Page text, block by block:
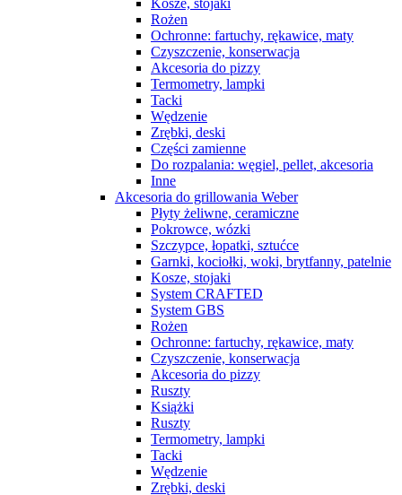
Kosze, stojaki
Rożen
Ochronne: fartuchy, rękawice, maty
Czyszczenie, konserwacja
Akcesoria do pizzy
Termometry, lampki
Tacki
Wędzenie
Zrębki, deski
Części zamienne
Do rozpalania: węgiel, pellet, akcesoria
Inne
Akcesoria do grillowania Weber
Płyty żeliwne, ceramiczne
Pokrowce, wózki
Szczypce, łopatki, sztućce
Garnki, kociołki, woki, brytfanny, patelnie
Kosze, stojaki
System CRAFTED
System GBS
Rożen
Ochronne: fartuchy, rękawice, maty
Czyszczenie, konserwacja
Akcesoria do pizzy
Ruszty
Książki
Ruszty
Termometry, lampki
Tacki
Wędzenie
Zrębki, deski